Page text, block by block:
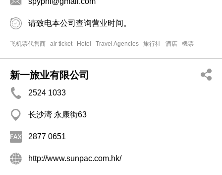
请致电本公司查询营业时间。
飞机票代售商 air ticket Hotel Travel Agencies 旅行社 酒店 機票
新一旅业有限公司
2524 1033
长沙湾 永康街63
2877 0651
http://www.sunpac.com.hk/